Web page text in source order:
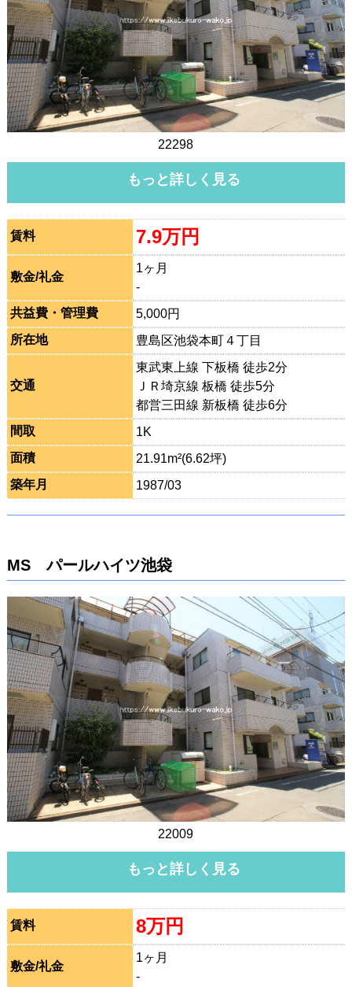
22298
もっと詳しく見る
賃料 7.9万円
敷金/礼金
1ヶ月
-
共益費・管理費
5,000円
所在地
豊島区池袋本町４丁目
交通
東武東上線 下板橋 徒歩2分
ＪＲ埼京線 板橋 徒歩5分
都営三田線 新板橋 徒歩6分
間取
1K
面積
21.91m²(6.62坪)
築年月
1987/03
MS パールハイツ池袋
22009
もっと詳しく見る
賃料 8万円
敷金/礼金
1ヶ月
-